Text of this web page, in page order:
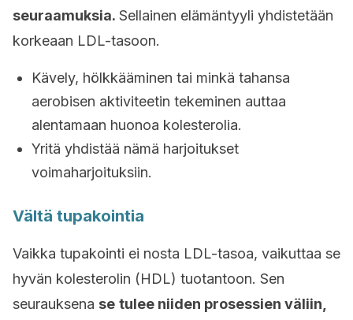
seuraamuksia. Sellainen elämäntyyli yhdistetään
korkeaan LDL-tasoon.
Kävely, hölkkääminen tai minkä tahansa
aerobisen aktiviteetin tekeminen auttaa
alentamaan huonoa kolesterolia.
Yritä yhdistää nämä harjoitukset
voimaharjoituksiin.
Vältä tupakointia
Vaikka tupakointi ei nosta LDL-tasoa, vaikuttaa se
hyvän kolesterolin (HDL) tuotantoon. Sen
seurauksena se tulee niiden prosessien väliin,